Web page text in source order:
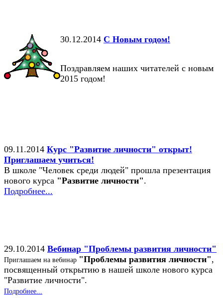
30.12.2014 С Новым годом!
Поздравляем наших читателей с новым
2015 годом!
09.11.2014 Курс "Развитие личности" открыт!
Приглашаем учиться!
В школе "Человек среди людей" прошла презентация
нового курса "Развитие личности".
Подробнее...
29.10.2014 Вебинар "Проблемы развития личности"
Приглашаем на вебинар "Проблемы развития личности",
посвященный открытию в нашей школе нового курса
"Развитие личности".
Подробнее...